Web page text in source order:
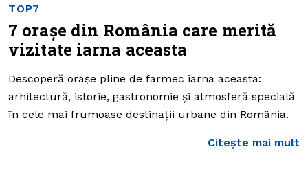
TOP7
7 orașe din România care merită
vizitate iarna aceasta
Descoperă orașe pline de farmec iarna aceasta:
arhitectură, istorie, gastronomie și atmosferă specială
în cele mai frumoase destinații urbane din România.
Citește mai mult